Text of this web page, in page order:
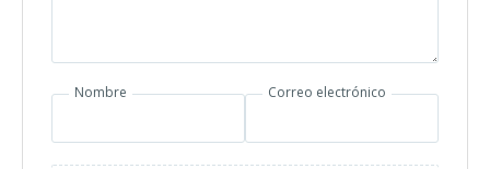
Nombre Correo electrónico